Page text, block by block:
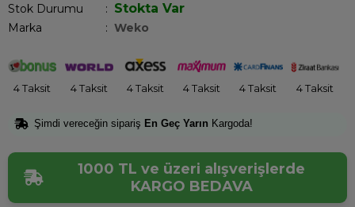
Stok Durumu : Stokta Var
Marka : Weko
4 Taksit 4 Taksit 4 Taksit 4 Taksit 4 Taksit 4 Taksit
Şimdi vereceğin sipariş En Geç Yarın Kargoda!
1000 TL ve üzeri alışverişlerde
KARGO BEDAVA